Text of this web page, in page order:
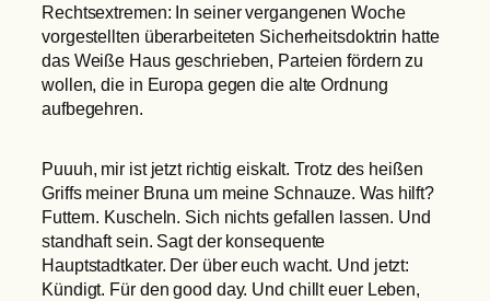
Rechtsextremen: In seiner vergangenen Woche
vorgestellten überarbeiteten Sicherheitsdoktrin hatte
das Weiße Haus geschrieben, Parteien fördern zu
wollen, die in Europa gegen die alte Ordnung
aufbegehren.
Puuuh, mir ist jetzt richtig eiskalt. Trotz des heißen
Griffs meiner Bruna um meine Schnauze. Was hilft?
Futtern. Kuscheln. Sich nichts gefallen lassen. Und
standhaft sein. Sagt der konsequente
Hauptstadtkater. Der über euch wacht. Und jetzt:
Kündigt. Für den good day. Und chillt euer Leben,